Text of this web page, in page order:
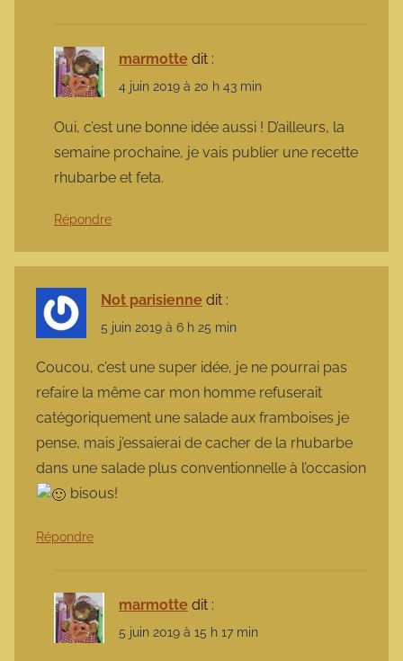
marmotte dit :
4 juin 2019 à 20 h 43 min
Oui, c’est une bonne idée aussi ! D’ailleurs, la
semaine prochaine, je vais publier une recette
rhubarbe et feta.
Répondre
Not parisienne dit :
5 juin 2019 à 6 h 25 min
Coucou, c’est une super idée, je ne pourrai pas
refaire la même car mon homme refuserait
catégoriquement une salade aux framboises je
pense, mais j’essaierai de cacher de la rhubarbe
dans une salade plus conventionnelle à l’occasion
bisous!
Répondre
marmotte dit :
5 juin 2019 à 15 h 17 min